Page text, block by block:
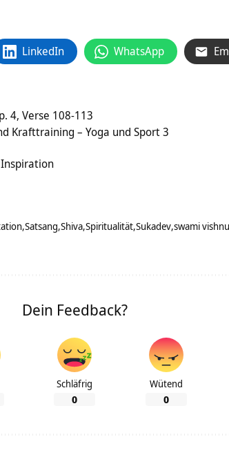
LinkedIn WhatsApp
4, Verse 108-113
Krafttraining – Yoga und Sport 3
Satsang Shiva Spiritualität Sukadev swami
Dein Feedback?
Schläfrig
0
Wütend
0